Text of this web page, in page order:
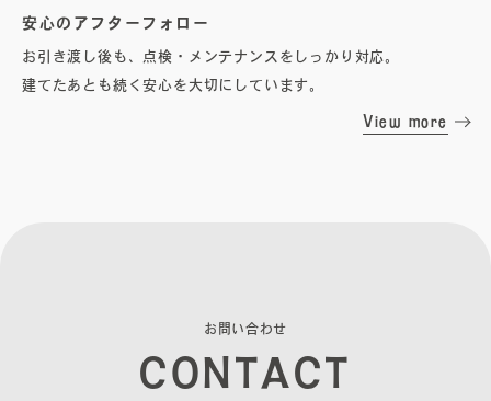
安心のアフターフォロー
お引き渡し後も、点検・メンテナンスをしっかり対応。
建てたあとも続く安心を大切にしています。
View more
お 問い合わせ
CONTACT